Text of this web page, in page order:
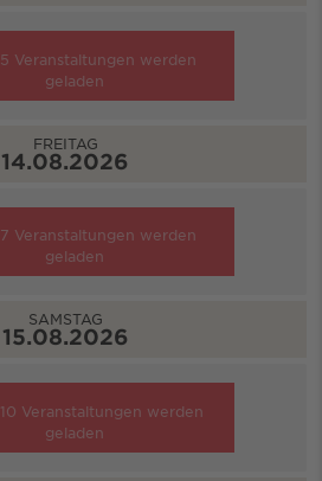
5 Veranstaltungen werden
geladen
FREITAG
14.08.2026
7 Veranstaltungen werden
geladen
SAMSTAG
15.08.2026
10 Veranstaltungen werden
geladen